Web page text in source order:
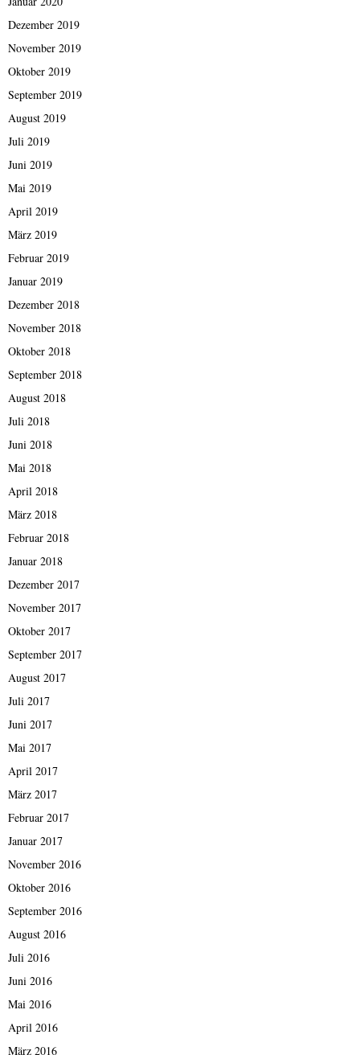
Dezember 2019
November 2019
Oktober 2019
September 2019
August 2019
Juli 2019
Juni 2019
Mai 2019
April 2019
März 2019
Februar 2019
Januar 2019
Dezember 2018
November 2018
Oktober 2018
September 2018
August 2018
Juli 2018
Juni 2018
Mai 2018
April 2018
März 2018
Februar 2018
Januar 2018
Dezember 2017
November 2017
Oktober 2017
September 2017
August 2017
Juli 2017
Juni 2017
Mai 2017
April 2017
März 2017
Februar 2017
Januar 2017
November 2016
Oktober 2016
September 2016
August 2016
Juli 2016
Juni 2016
Mai 2016
April 2016
März 2016